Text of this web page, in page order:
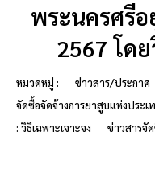
พระนครศรี
2567 โดย
หมวดหมู่ :
ข่าวสาร/ประกาศ
จัดซื้อจัดจ้างการยาสูบแห่งประเ
: วิธีเฉพาะเจาะจง
ข่าวสารจั